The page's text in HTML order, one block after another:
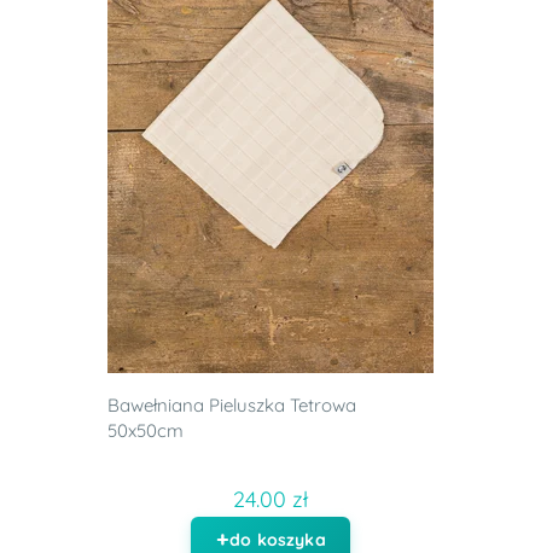
Bawełniana Pieluszka Tetrowa
50x50cm
24.00 zł
do koszyka